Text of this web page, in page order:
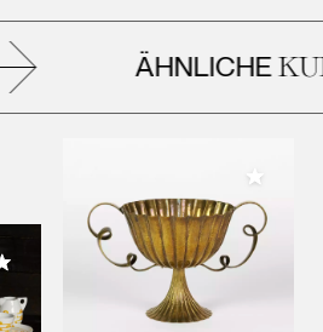
ÄHNLICHE
Meiner Sammlung hinzufügen
Meiner